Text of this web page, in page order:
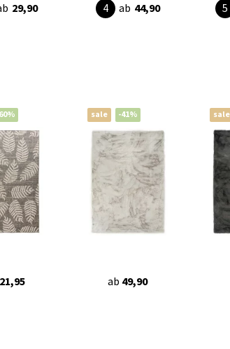
29,90 ab 44,90
21,95
sale -41%
ab 49,90
sale